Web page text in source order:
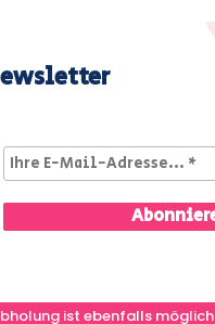
ist ebenfalls möglich